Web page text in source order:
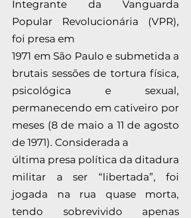
Integrante da Vanguarda
Popular Revolucionária (VPR),
foi presa em
1971 em São Paulo e submetida a
brutais sessões de tortura física,
psicológica e sexual,
permanecendo em cativeiro por
meses (8 de maio a 11 de agosto
de 1971). Considerada a
última presa política da ditadura
militar a ser “libertada”, foi
jogada na rua quase morta,
tendo sobrevivido apenas